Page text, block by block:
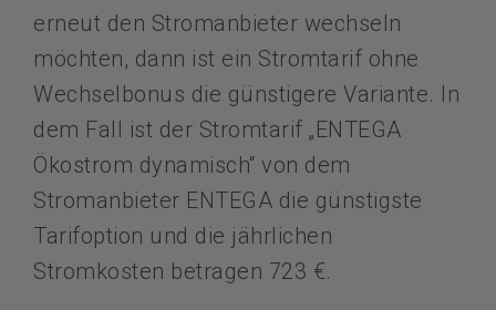
erneut den Stromanbieter wechseln
möchten, dann ist ein Stromtarif ohne
Wechselbonus die günstigere Variante. In
dem Fall ist der Stromtarif „ENTEGA
Ökostrom dynamisch“ von dem
Stromanbieter ENTEGA die günstigste
Tarifoption und die jährlichen
Stromkosten betragen 723 €.